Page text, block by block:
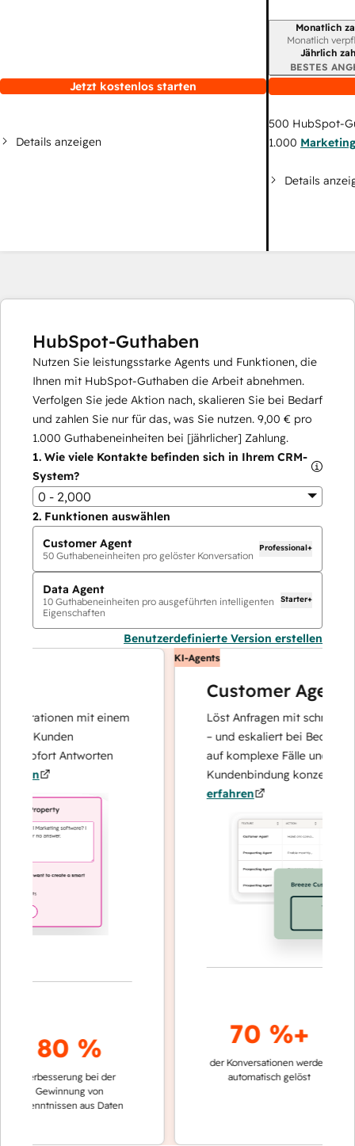
Jetzt kostenlos starten
Details anzeigen
Monatlich
Monatlich
Jährlich
BESTES
500 HubSpot-
1.000
Details
HubSpot-Guthaben
Nutzen Sie leistungsstarke Agents und Funktionen, die
Ihnen mit HubSpot-Guthaben die Arbeit abnehmen.
Verfolgen Sie jede Aktion nach, skalieren Sie bei Bedarf
und zahlen Sie nur für das, was Sie nutzen. 9,00 € pro
1.000 Guthabeneinheiten bei [jährlicher] Zahlung.
1. Wie viele Kontakte befinden sich in Ihrem CRM-
System?
0 - 2,000
2. Funktionen auswählen
Customer Agent
50 Guthabeneinheiten pro gelöster Konversation
Professional+
Data Agent
10 Guthabeneinheiten pro ausgeführten intelligenten
Eigenschaften
Starter+
Benutzerdefinierte Version erstellen
mit einem
Kunden
sofort Antworten
80 %
Verbesserung bei der
Gewinnung von
aus Daten
KI-Agents
Customer Agent
Löst Anfragen mit schnellen,
– und eskaliert bei Bedarf,
auf komplexe Fälle und den
Kundenbindung konzentrieren
erfahren
70 %+
der Konversationen werden
automatisch gelöst